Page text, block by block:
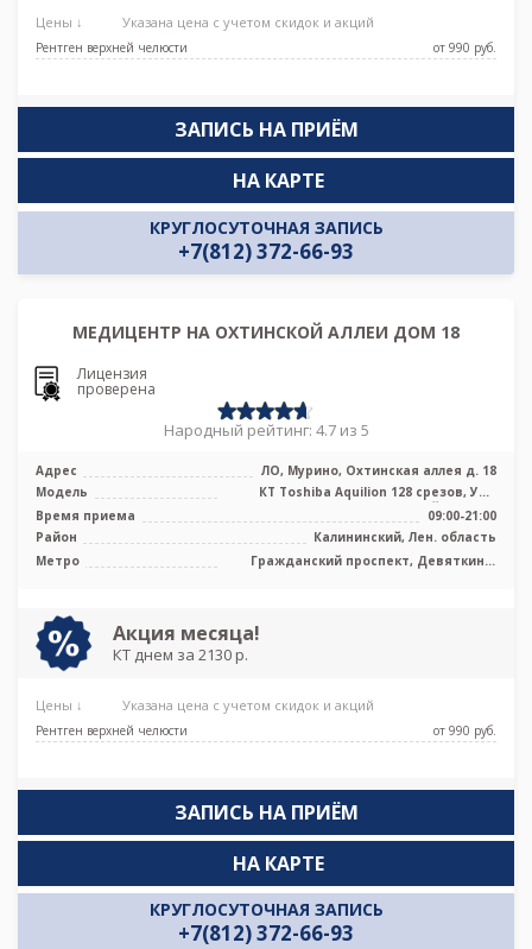
Цены ↓ Указана цена с учетом скидок и акций
Рентген верхней челюсти от 990 pуб.
ЗАПИСЬ НА ПРИЁМ
КРУГЛОСУТОЧНАЯ ЗАПИСЬ
+7(812) 372-66-93
НА КАРТЕ
МЕДИЦЕНТР НА ОХТИНСКОЙ АЛЛЕИ ДОМ 18
Лицензия
проверена
Народный рейтинг: 4.7 из 5
Адрес
ЛО, Мурино, Охтинская аллея д. 18
Модель
КТ Toshiba Aquilion 128 срезов, УЗИ
экспертного класса, Цифровой рентг ...
Время приема
09:00-21:00
Район
Калининский, Лен. область
Метро
Гражданский проспект, Девяткино,
Акция месяца!
КТ днем за 2130 р.
Цены ↓ Указана цена с учетом скидок и акций
Рентген верхней челюсти от 990 pуб.
ЗАПИСЬ НА ПРИЁМ
КРУГЛОСУТОЧНАЯ ЗАПИСЬ
+7(812) 372-66-93
НА КАРТЕ